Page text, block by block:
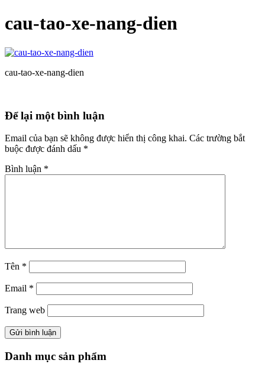
cau-tao-xe-nang-dien
cau-tao-xe-nang-dien
Để lại một bình luận
Email của bạn sẽ không được hiển thị công khai. Các trường bắt
buộc được đánh dấu *
Bình luận *
Tên *
Email *
Trang web
Danh mục sản phẩm